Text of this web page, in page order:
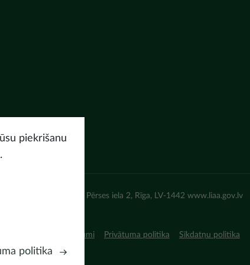
aģentūra (LIAA) Pērses iela 2, Rīga, LV-1442 www.liaa.gov.lv
Lietošanas noteikumi Privātuma politika Sīkdatņu politika
piekrišanu
politika